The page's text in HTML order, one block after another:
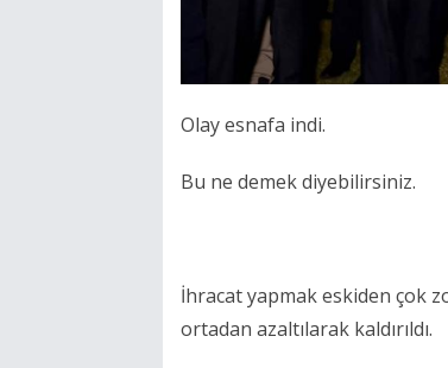
Olay esnafa indi.
Bu ne demek diyebilirsiniz.
İhracat yapmak eskiden çok
ortadan azaltılarak kaldırıldı.